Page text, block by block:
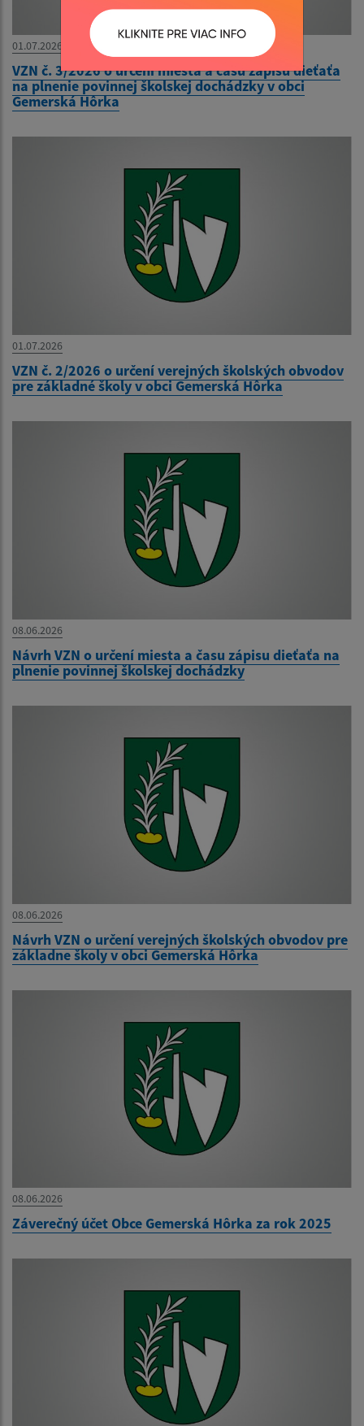
01.07.2026
VZN č. 3/2026 o určení miesta a času zápisu dieťaťa
na plnenie povinnej školskej dochádzky v obci
Gemerská Hôrka
01.07.2026
VZN č. 2/2026 o určení verejných školských obvodov
pre základné školy v obci Gemerská Hôrka
08.06.2026
Návrh VZN o určení miesta a času zápisu dieťaťa na
plnenie povinnej školskej dochádzky
08.06.2026
Návrh VZN o určení verejných školských obvodov pre
základne školy v obci Gemerská Hôrka
08.06.2026
Záverečný účet Obce Gemerská Hôrka za rok 2025